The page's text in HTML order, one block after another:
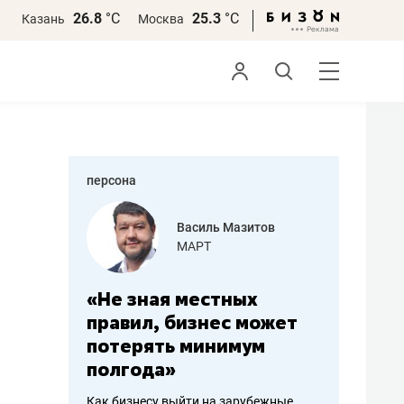
Казань 26.8 °С Москва 25.3 °С
персона
Василь Мазитов
МАРТ
«Не зная местных
правил, бизнес может
потерять минимум
полгода»